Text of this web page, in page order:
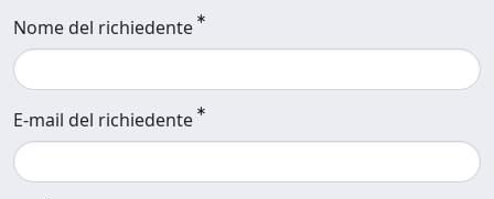
Nome del richiedente
E-mail del richiedente